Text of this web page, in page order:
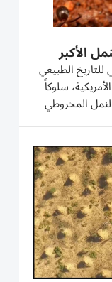
الأكبر
الطبيعي
سلوكاً
المخروطي
بما في ذلك